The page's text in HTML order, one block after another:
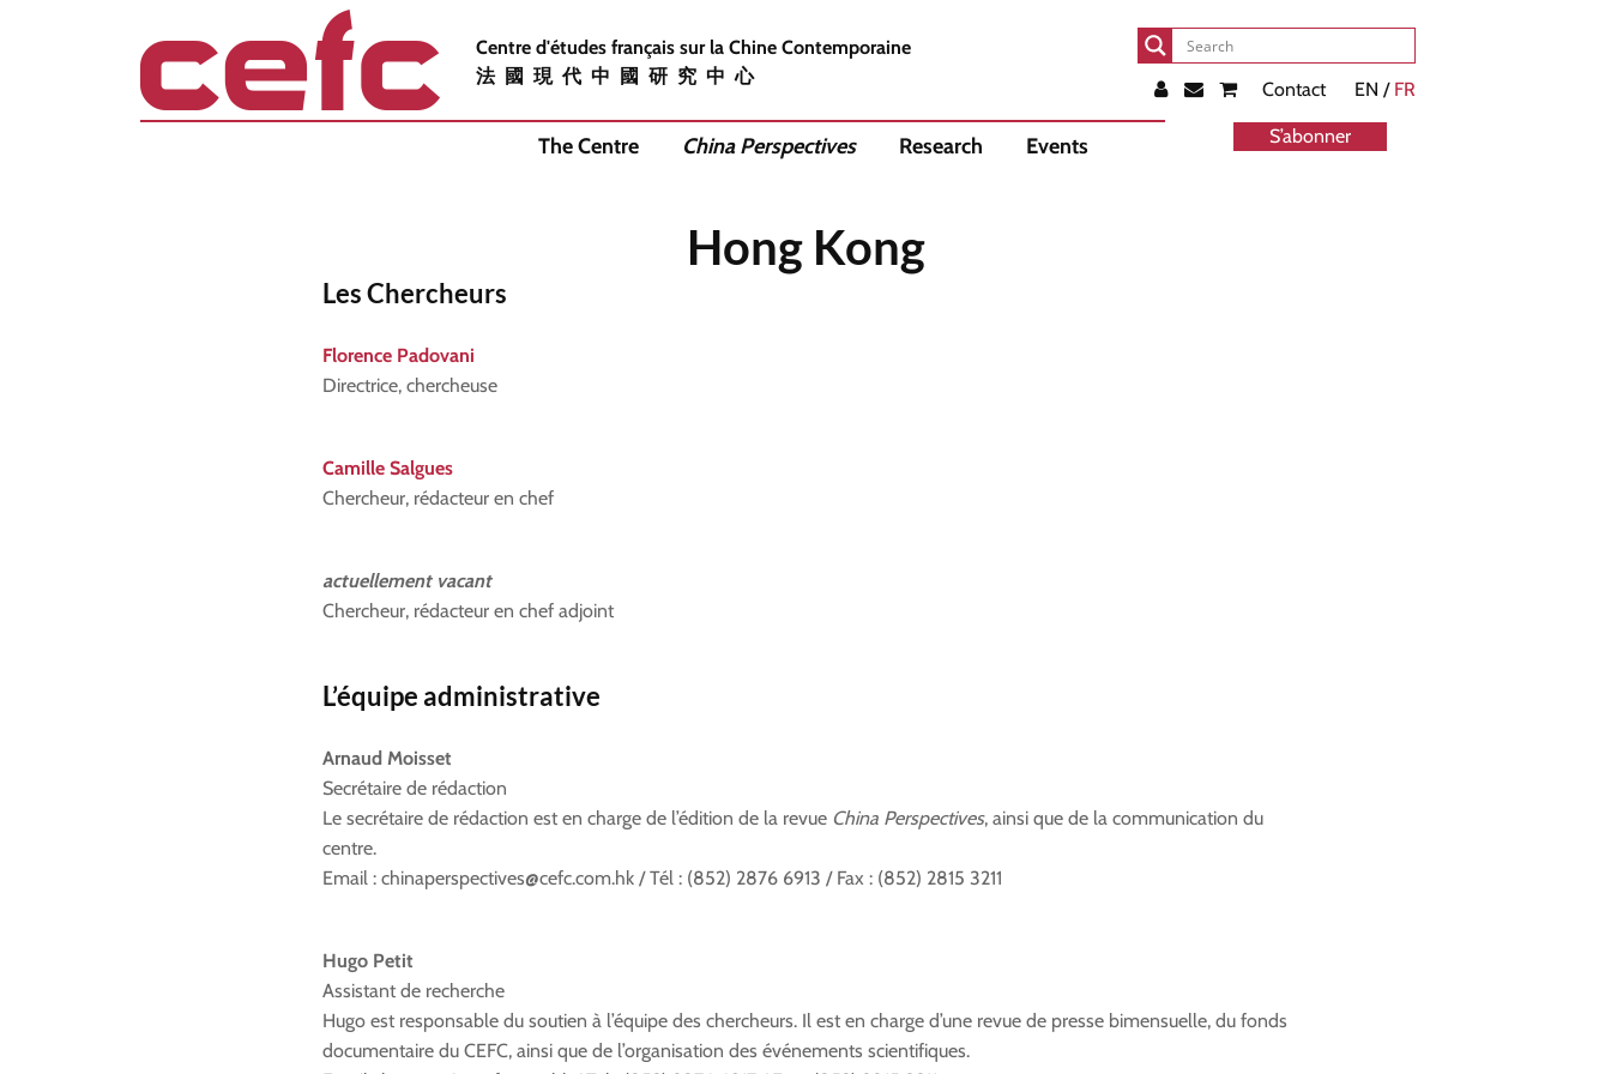
Centre d'études français sur la Chine Contemporaine
法國現代中國研究中心
Contact EN / FR
The Centre China Perspectives Research Events S’abonner
Hong Kong
Les Chercheurs
Florence Padovani
Directrice, chercheuse
Camille Salgues
Chercheur, rédacteur en chef
actuellement vacant
Chercheur, rédacteur en chef adjoint
L’équipe administrative
Arnaud Moisset
Secrétaire de rédaction
Le secrétaire de rédaction est en charge de l’édition de la revue China Perspectives, ainsi que de la communication du
centre.
Email : chinaperspectives@cefc.com.hk / Tél : (852) 2876 6913 / Fax : (852) 2815 3211
Hugo Petit
Assistant de recherche
Hugo est responsable du soutien à l’équipe des chercheurs. Il est en charge d’une revue de presse bimensuelle, du fonds
documentaire du CEFC, ainsi que de l’organisation des événements scientifiques.